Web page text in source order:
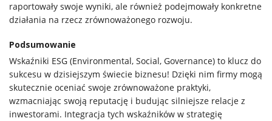
raportowały swoje wyniki, ale również podejmowały konkretne
działania na rzecz zrównoważonego rozwoju.
Podsumowanie
Wskaźniki ESG (Environmental, Social, Governance) to klucz do
sukcesu w dzisiejszym świecie biznesu! Dzięki nim firmy mogą
skutecznie oceniać swoje zrównoważone praktyki,
wzmacniając swoją reputację i budując silniejsze relacje z
inwestorami. Integracja tych wskaźników w strategię